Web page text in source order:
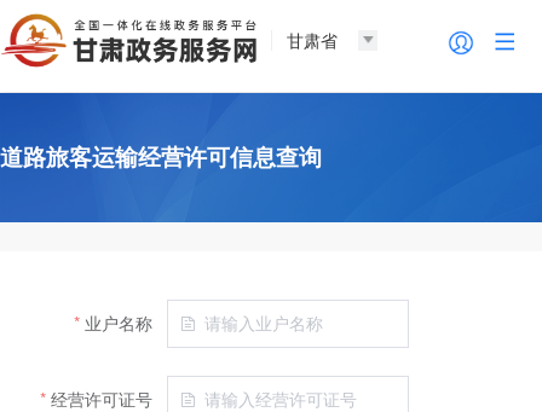
甘肃省
道路旅客运输经营许可信息查询
业户名称
经营许可证号